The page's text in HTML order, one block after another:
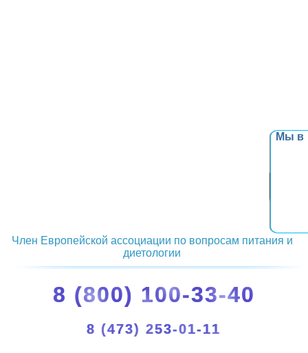
Мы в
Член Европейской ассоциации по вопросам питания и
диетологии
8 (800) 100-33-40
8 (473) 253-01-11